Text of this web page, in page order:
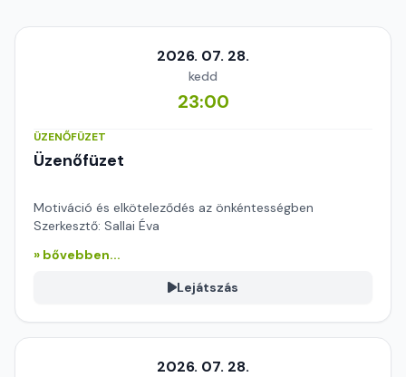
2026. 07. 28.
kedd
23:00
ÜZENŐFÜZET
Üzenőfüzet
Motiváció és elköteleződés az önkéntességben
Szerkesztő: Sallai Éva
» bővebben...
Lejátszás
2026. 07. 28.